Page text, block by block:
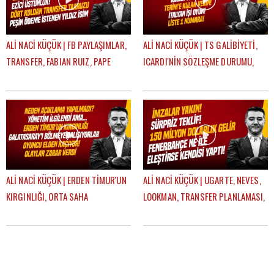
ALİ NACİ KÜÇÜK | FB PAYLAŞIMLAR,
TRANSFER, FABIAN RUIZ, PAPE
GALATASARAY
ALİ NACİ KÜÇÜK | TS GALİBİYETİ,
ICARDI'NİN SÖZLEŞME DURUMU,
GALATASARAY
ALİ NACİ KÜÇÜK | ERDEN TİMUR'UN
KIRGINLIĞI, ORTA SAHA
GÜNDEM GALATASARAY
ALİ NACİ KÜÇÜK | UGARTE, NEVES,
LOOKMAN, TRANSFER PLANLAMASI,
GALATASARAY